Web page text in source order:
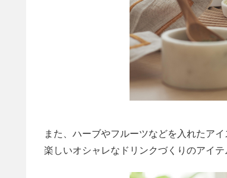
また、ハーブやフルーツなどを入れたア
楽しいオシャレなドリンクづくりのアイテ